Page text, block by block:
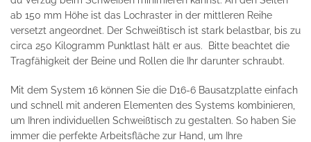
ab 150 mm Höhe ist das Lochraster in der mittleren Reihe
versetzt angeordnet. Der Schweißtisch ist stark belastbar, bis zu
circa 250 Kilogramm Punktlast hält er aus. Bitte beachtet die
Tragfähigkeit der Beine und Rollen die Ihr darunter schraubt.
Mit dem System 16 können Sie die D16-6 Bausatzplatte einfach
und schnell mit anderen Elementen des Systems kombinieren,
um Ihren individuellen Schweißtisch zu gestalten. So haben Sie
immer die perfekte Arbeitsfläche zur Hand, um Ihre